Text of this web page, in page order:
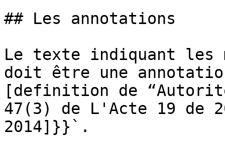
## Les annotations
Le texte indiquant les
doit être une
[definition de
47(3) de L'Acte 19 de
2014]}}`.